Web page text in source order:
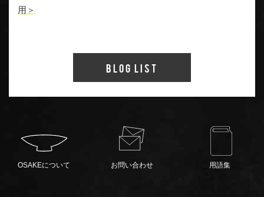
用＞
Blog List
OSAKEについて お問い合わせ 用語集